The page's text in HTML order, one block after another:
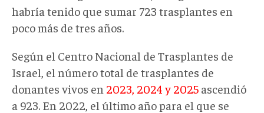
habría tenido que sumar 723 trasplantes en
poco más de tres años.
Según el Centro Nacional de Trasplantes de
Israel, el número total de trasplantes de
donantes vivos en 2023, 2024 y 2025 ascendió
a 923. En 2022, el último año para el que se